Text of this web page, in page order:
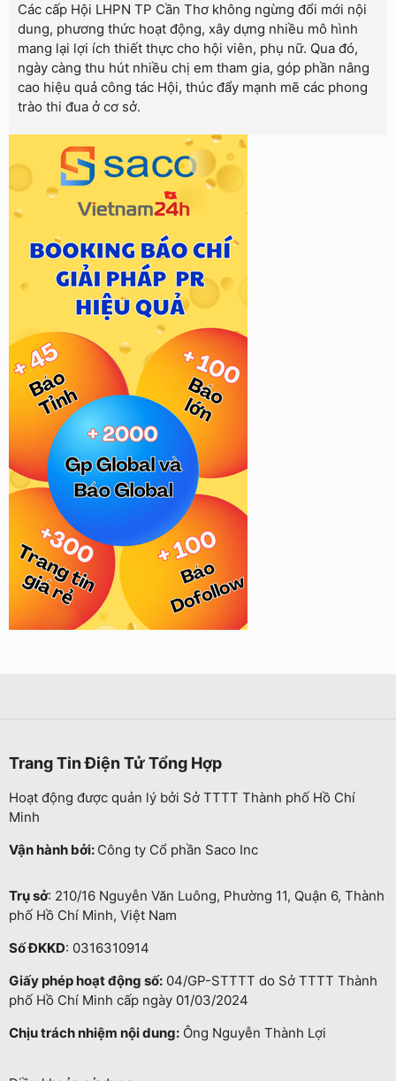
Các cấp Hội LHPN TP Cần Thơ không ngừng đổi mới nội
dung, phương thức hoạt động, xây dựng nhiều mô hình
mang lại lợi ích thiết thực cho hội viên, phụ nữ. Qua đó,
ngày càng thu hút nhiều chị em tham gia, góp phần nâng
cao hiệu quả công tác Hội, thúc đẩy mạnh mẽ các phong
trào thi đua ở cơ sở.
Trang Tin Điện Tử Tổng Hợp
Hoạt động được quản lý bởi Sở TTTT Thành phố Hồ Chí
Minh
Vận hành bởi: Công ty Cổ phần Saco Inc
Trụ sở: 210/16 Nguyễn Văn Luông, Phường 11, Quận 6, Thành
phố Hồ Chí Minh, Việt Nam
Số ĐKKD: 0316310914
Giấy phép hoạt động số: 04/GP-STTTT do Sở TTTT Thành
phố Hồ Chí Minh cấp ngày 01/03/2024
Chịu trách nhiệm nội dung: Ông Nguyễn Thành Lợi